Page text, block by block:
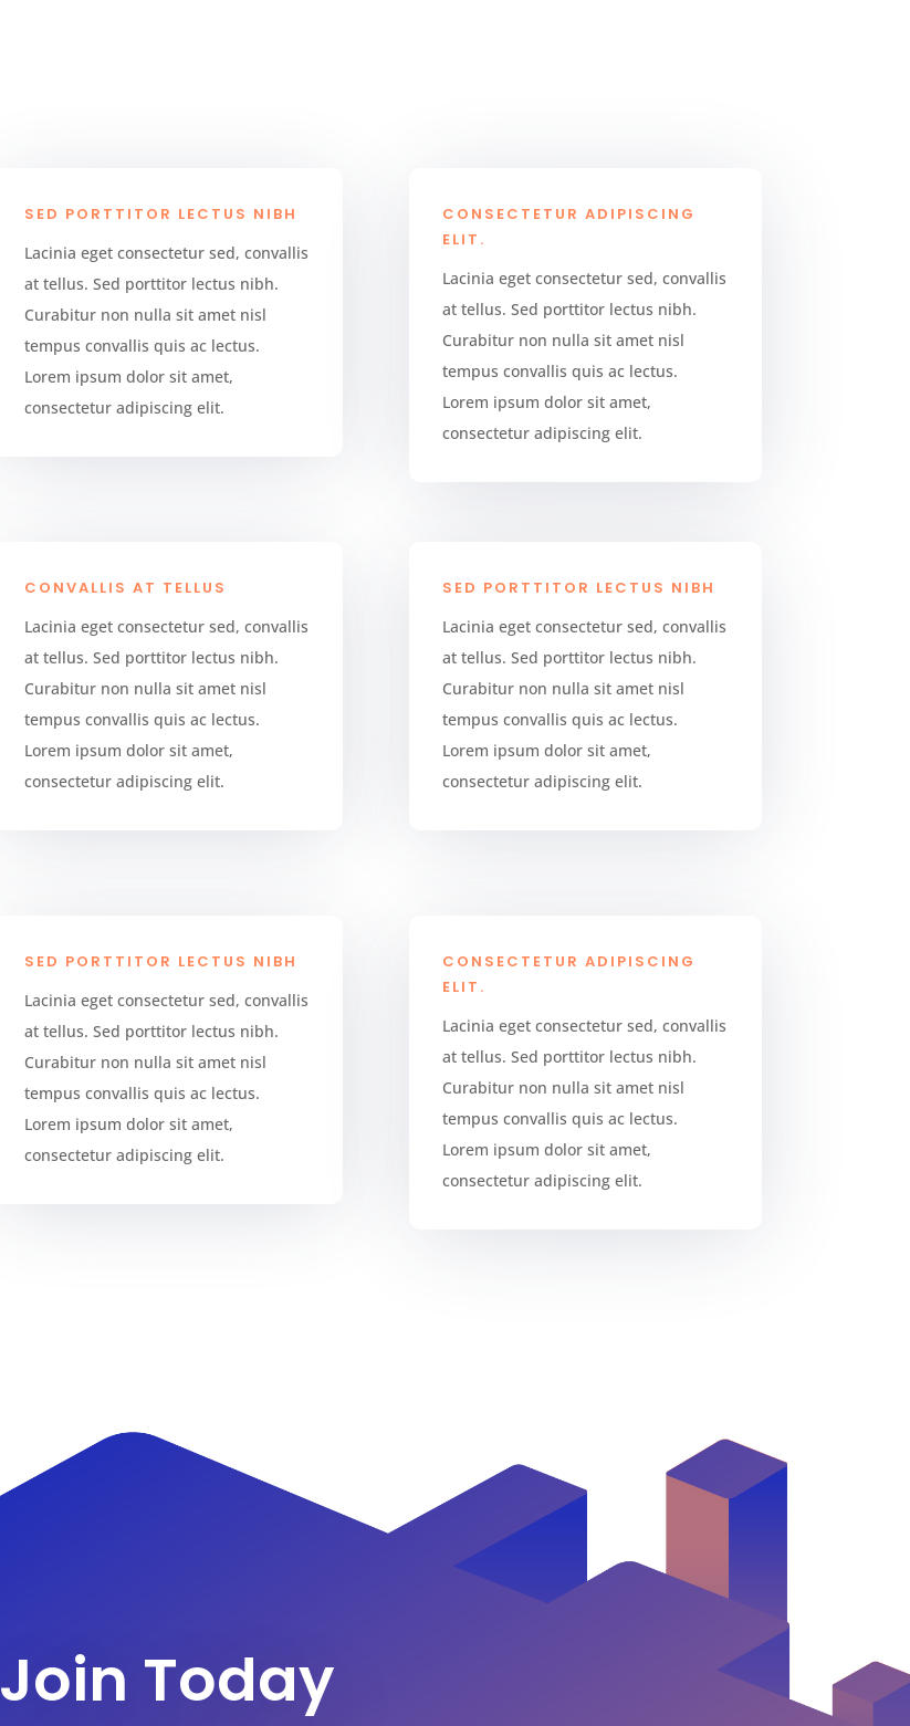
SED PORTTITOR LECTUS NIBH
Lacinia eget consectetur sed, convallis
at tellus. Sed porttitor lectus nibh.
Curabitur non nulla sit amet nisl
tempus convallis quis ac lectus.
Lorem ipsum dolor sit amet,
consectetur adipiscing elit.
CONSECTETUR ADIPISCING
ELIT.
Lacinia eget consectetur sed, convallis
at tellus. Sed porttitor lectus nibh.
Curabitur non nulla sit amet nisl
tempus convallis quis ac lectus.
Lorem ipsum dolor sit amet,
consectetur adipiscing elit.
CONVALLIS AT TELLUS
Lacinia eget consectetur sed, convallis
at tellus. Sed porttitor lectus nibh.
Curabitur non nulla sit amet nisl
tempus convallis quis ac lectus.
Lorem ipsum dolor sit amet,
consectetur adipiscing elit.
SED PORTTITOR LECTUS NIBH
Lacinia eget consectetur sed, convallis
at tellus. Sed porttitor lectus nibh.
Curabitur non nulla sit amet nisl
tempus convallis quis ac lectus.
Lorem ipsum dolor sit amet,
consectetur adipiscing elit.
SED PORTTITOR LECTUS NIBH
Lacinia eget consectetur sed, convallis
at tellus. Sed porttitor lectus nibh.
Curabitur non nulla sit amet nisl
tempus convallis quis ac lectus.
Lorem ipsum dolor sit amet,
consectetur adipiscing elit.
CONSECTETUR ADIPISCING
ELIT.
Lacinia eget consectetur sed, convallis
at tellus. Sed porttitor lectus nibh.
Curabitur non nulla sit amet nisl
tempus convallis quis ac lectus.
Lorem ipsum dolor sit amet,
consectetur adipiscing elit.
Join Today